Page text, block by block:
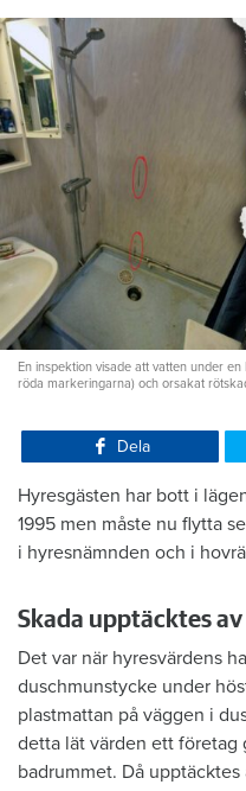
En inspektion visade att vatten under
röda markeringarna) och orsakat
Dela
Hyresgästen har bott i
1995 men måste nu flytta
i hyresnämnden och i
Skada upptäcktes
Det var när hyresvärdens
duschmunstycke under
plastmattan på väggen i
detta lät värden ett företag
badrummet. Då